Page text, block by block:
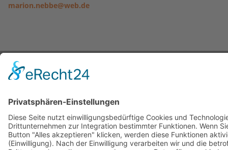
marion.nebbe@web.de
Copyright © 2023. All Rights Reserved.